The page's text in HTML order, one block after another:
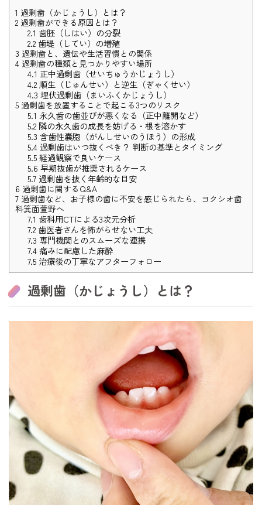
1 過剰歯（かじょうし）とは？
2 過剰歯ができる原因とは？
2.1 歯胚（しはい）の分裂
2.2歯堤（してい）の増殖
3 過剰歯と、遺伝や生活習慣との関係
4 過剰歯の種類と見つかりやすい場所
4.1 正中過剰歯（せいちゅうかじょうし）
4.2順生（じゅんせい）と逆生（ぎゃくせい）
4.3 埋伏過剰歯（まいふくかじょうし）
5 過剰歯を放置することで起こる3つのリスク
5.1 永久歯の歯並びが悪くなる（正中離開など）
5.2隣の永久歯の成長を妨げる・根を溶かす
5.3 含歯性嚢胞（がんしせいのうほう）の形成
5.4過剰歯はいつ抜くべき？ 判断の基準とタイミング
5.5経過観察で良いケース
5.6 早期抜歯が推奨されるケース
5.7過剰歯を抜く年齢的な目安
6 過剰歯に関するQ&A
7 過剰歯など、お子様の歯に不安を感じられたら、ヨクシオ歯
科箕面萱野へ
7.1 歯科用CTによる3次元分析
7.2歯医者さんを怖がらせない工夫
7.3 専門機関とのスムーズな連携
7.4痛みに配慮した麻酔
7.5治療後の丁寧なアフターフォロー
過剰歯（かじょうし）とは？